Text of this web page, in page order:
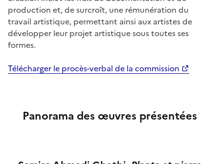
production et, de surcroît, une rémunération du
travail artistique, permettant ainsi aux artistes de
développer leur projet artistique sous toutes ses
formes.
Télécharger le procès-verbal de la commission
Panorama des œuvres présentées